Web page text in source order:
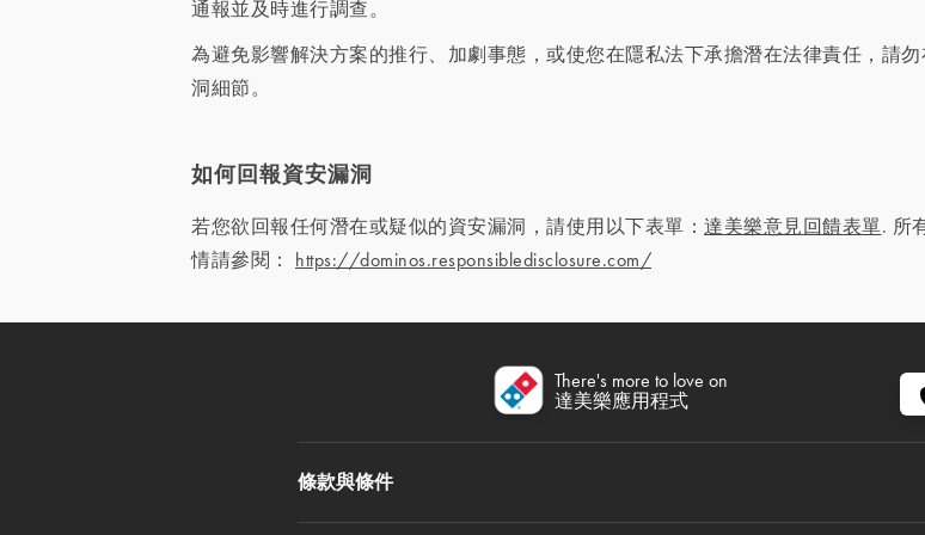
通報並及時進行調查。
為避免影響解決方案的推行、加劇事態，或使您在隱私法下承擔潛在法律責任，請
洞細節。
如何回報資安漏洞
若您欲回報任何潛在或疑似的資安漏洞，請使用以下表單： 達美樂意見回饋表單. 所
情請參閱： https://dominos.responsibledisclosure.com/
There's more to love on
達美樂應用程式
條款與條件